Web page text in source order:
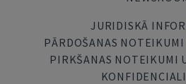
JURIDISKĀ
PĀRDOŠANAS
PIRKŠANAS NOTEIKUMI